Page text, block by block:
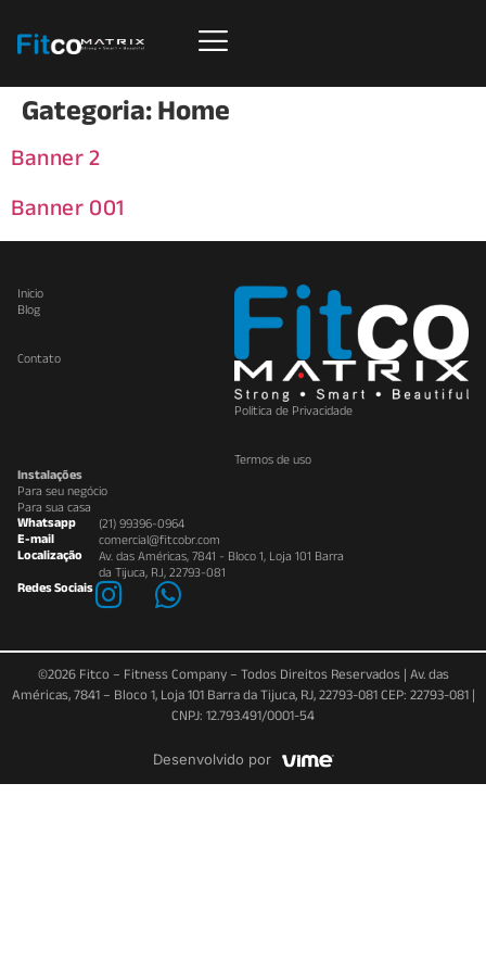
Gategoria: Home
Banner 2
Banner 001
Inicio
Blog
Contato
Instalações
Para seu negócio
Para sua casa
Whatsapp
(21) 99396-0964
E-mail
comercial@fitcobr.com
Localização
Av. das Américas, 7841 - Bloco 1, Loja 101 Barra
da Tijuca, RJ, 22793-081
Redes Sociais
Política de Privacidade
Termos de uso
©2026 Fitco – Fitness Company – Todos Direitos Reservados | Av. das
Américas, 7841 – Bloco 1, Loja 101 Barra da Tijuca, RJ, 22793-081 CEP: 22793-081 |
CNPJ: 12.793.491/0001-54
Desenvolvido por